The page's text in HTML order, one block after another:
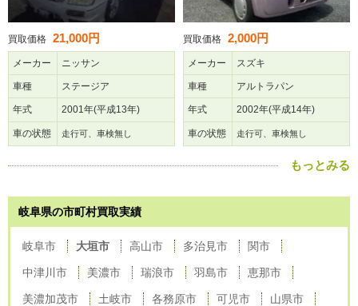
買取価格 21,000円
メーカー ニッサン
車種 ステージア
年式 2001年(平成13年)
車の状態 走行可、車検無し
買取価格 2,000円
メーカー スズキ
車種 アルトラパン
年式 2002年(平成14年)
車の状態 走行可、車検無し
もっとみる
岐阜県の市町村買取実績
岐阜市 大垣市 高山市 多治見市 関市
中津川市 美濃市 瑞浪市 羽島市 恵那市
美濃加茂市 土岐市 各務原市 可児市 山県市